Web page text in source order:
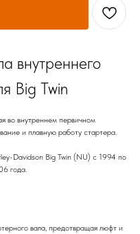
внутреннего
Big Twin
во внутреннем первичном
и плавную работу стартера.
Davidson Big Twin (NU) с 1994 по
года.
вала, предотвращая люфт и